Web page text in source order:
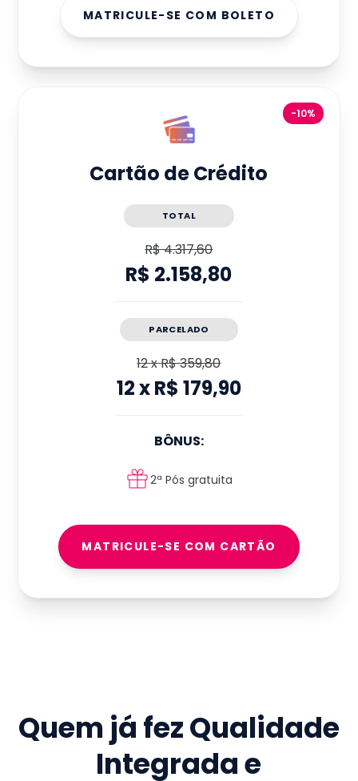
MATRICULE-SE COM BOLETO
-10%
Cartão de Crédito
TOTAL
R$ 4.317,60
R$ 2.158,80
PARCELADO
12xR$ 359,80
12xR$ 179,90
BÔNUS:
2ª Pós gratuita
MATRICULE-SE COM CARTÃO
Quem já fezQualidade
Integrada e